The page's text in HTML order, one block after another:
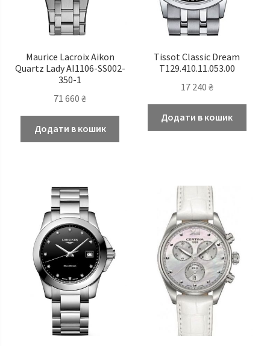
Maurice Lacroix Aikon
Quartz Lady AI1106-SS002-
350-1
71 660₴
Додати в кошик
Tissot Classic Dream
T129.410.11.053.00
17 240 ₴
Додати в кошик